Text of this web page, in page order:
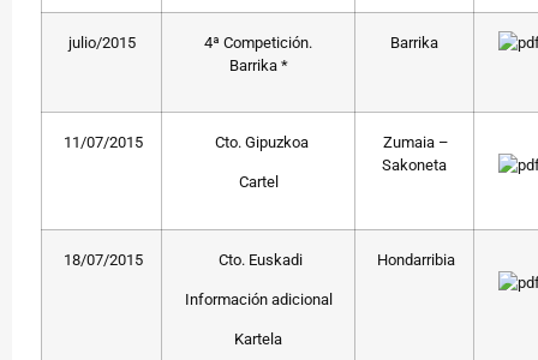
julio/2015
4ª Competición.
Barrika *
Barrika
11/07/2015 Cto. Gipuzkoa
Cartel
Zumaia –
Sakoneta
18/07/2015 Cto. Euskadi
Información adicional
Kartela
Hondarribia